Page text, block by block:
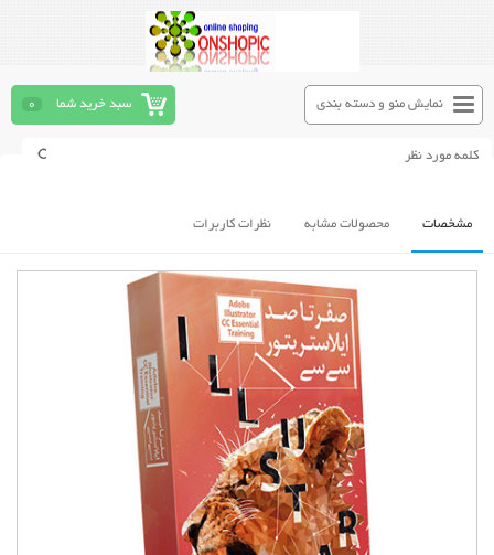
سبد خرید شما 0 نمایش منو و دسته بندی
مشخصات محصولات مشابه نظرات کاربرات